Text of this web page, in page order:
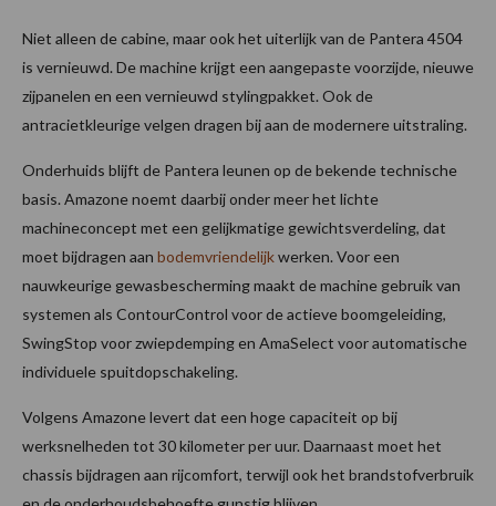
Niet alleen de cabine, maar ook het uiterlijk van de Pantera 4504
is vernieuwd. De machine krijgt een aangepaste voorzijde, nieuwe
zijpanelen en een vernieuwd stylingpakket. Ook de
antracietkleurige velgen dragen bij aan de modernere uitstraling.
Onderhuids blijft de Pantera leunen op de bekende technische
basis. Amazone noemt daarbij onder meer het lichte
machineconcept met een gelijkmatige gewichtsverdeling, dat
moet bijdragen aan bodemvriendelijkwerken. Voor een
nauwkeurige gewasbescherming maakt de machine gebruik van
systemen als ContourControl voor de actieve boomgeleiding,
SwingStop voor zwiepdemping en AmaSelect voor automatische
individuele spuitdopschakeling.
Volgens Amazone levert dat een hoge capaciteit op bij
werksnelheden tot 30 kilometer per uur. Daarnaast moet het
chassis bijdragen aan rijcomfort, terwijl ook het brandstofverbruik